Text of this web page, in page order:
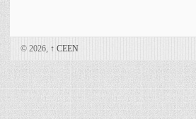
© 2026, ↑ CEEN